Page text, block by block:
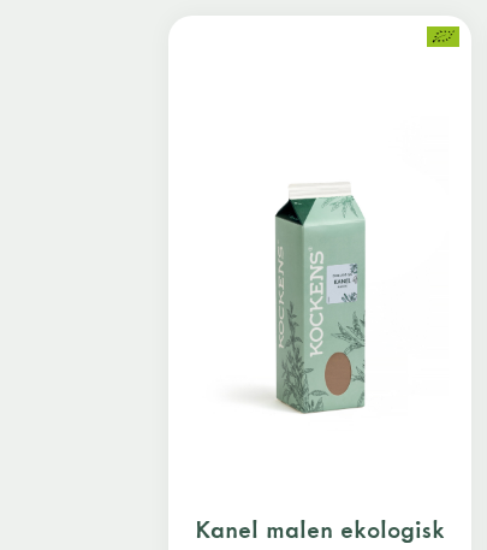
Kanel malen ekologisk